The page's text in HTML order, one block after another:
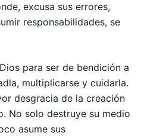
excusa sus errores,
responsabilidades, se
para ser de bendición a
multiplicarse y cuidarla.
desgracia de la creación
No solo destruye su medio
asume sus